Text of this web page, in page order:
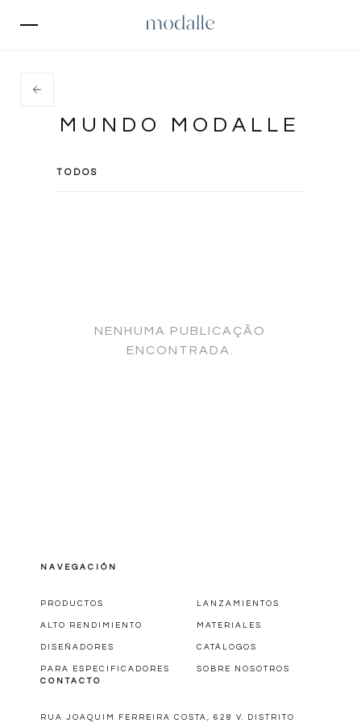
MUNDO MODALLE
TODOS
NENHUMA PUBLICAÇÃO
ENCONTRADA.
NAVEGACIÓN
PRODUCTOS LANZAMIENTOS
ALTO RENDIMIENTO MATERIALES
DISEÑADORES CATÁLOGOS
PARA ESPECIFICADORES
SOBRE NOSOTROS
CONTACTO
RUA JOAQUIM FERREIRA COSTA, 628 V. DISTRITO